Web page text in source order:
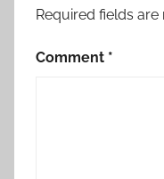
Required fields are
Comment *